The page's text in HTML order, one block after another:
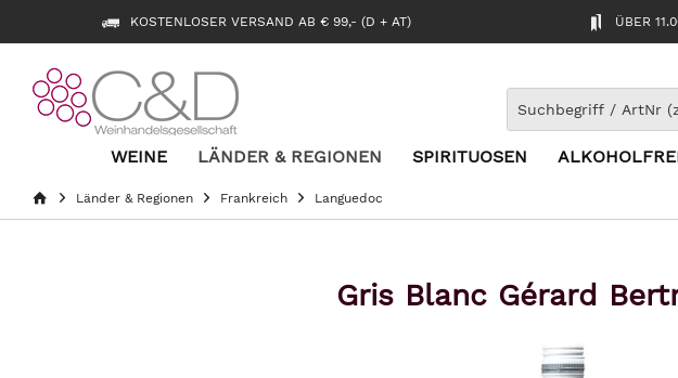
KOSTENLOSER VERSAND AB € 99,- (D + AT) ÜBER
WEINE LÄNDER & REGIONEN SPIRITUOSEN
Länder & Regionen Frankreich Languedoc
Gris Blanc Gérard